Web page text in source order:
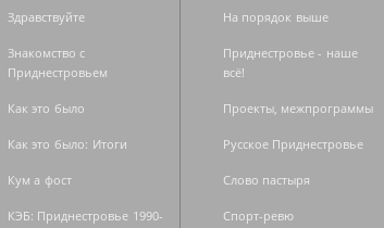
Здравствуйте
Знакомство с
Приднестровьем
Как это было
Как это было: Итоги
Кум а фост
КЭБ: Приднестровье 1990-
На порядок выше
Приднестровье - наше
всё!
Проекты, межпрограммы
Русское Приднестровье
Слово пастыря
Спорт-ревю